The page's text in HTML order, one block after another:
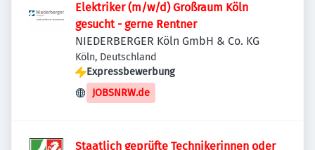
Elektriker (m/w/d) Großraum Köln
gesucht - gerne Rentner
NIEDERBERGER Köln GmbH & Co. KG
Köln, Deutschland
Expressbewerbung
JOBSNRW.de
Staatlich geprüfte Technikerinnen oder